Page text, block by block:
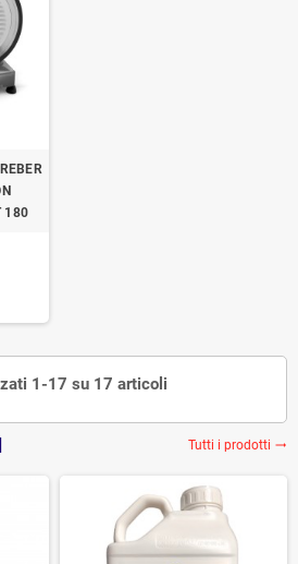
180
1-17 su 17 articoli
Tutti i prodotti trending_flat